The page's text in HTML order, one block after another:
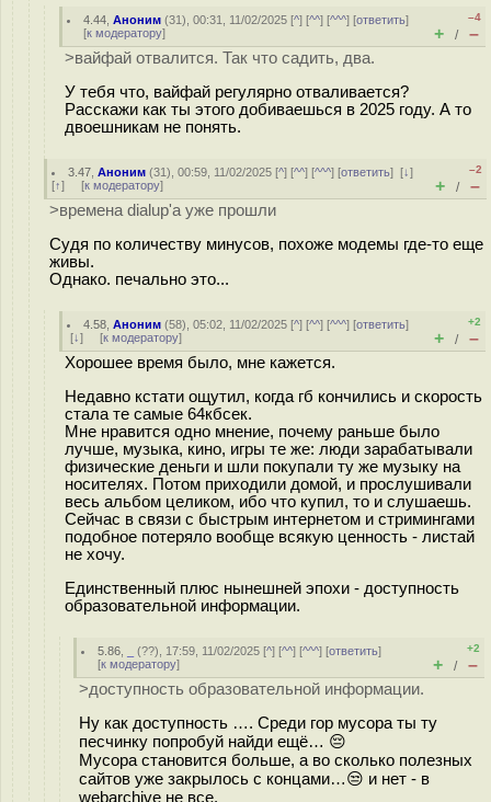
4.44 ,Аноним (31), 00:31, 11/02/2025 [^] [^^] [^^^] [ответить]
[к модератору]
–4
+ / –
>вайфай отвалится. Так что садить, два.
У тебя что, вайфай регулярно отваливается?
Расскажи как ты этого добиваешься в 2025 году. А то
двоешникам не понять.
3.47 ,Аноним (31), 00:59, 11/02/2025 [^] [^^] [^^^] [ответить][↓]
[↑] [к модератору]
–2
+ / –
>времена dialup'a уже прошли
Судя по количеству минусов, похоже модемы где-то еще
живы.
Однако. печально это...
4.58 ,Аноним (58), 05:02, 11/02/2025 [^] [^^] [^^^] [ответить]
[↓] [к модератору]
+2
+ / –
Хорошее время было, мне кажется.
Недавно кстати ощутил, когда гб кончились и скорость
стала те самые 64кбсек.
Мне нравится одно мнение, почему раньше было
лучше, музыка, кино, игры те же: люди зарабатывали
физические деньги и шли покупали ту же музыку на
носителях. Потом приходили домой, и прослушивали
весь альбом целиком, ибо что купил, то и слушаешь.
Сейчас в связи с быстрым интернетом и стримингами
подобное потеряло вообще всякую ценность - листай
не хочу.
Единственный плюс нынешней эпохи - доступность
образовательной информации.
5.86 (??), 17:59, 11/02/2025 [^] [^^] [^^^] [ответить]
[к модератору]
+2
+ / –
>доступность образовательной информации.
Ну как доступность …. Среди гор мусора ты ту
песчинку попробуй найди ещё… 😔
Мусора становится больше, а во сколько полезных
сайтов уже закрылось с концами…😒 и нет - в
webarchive не все.